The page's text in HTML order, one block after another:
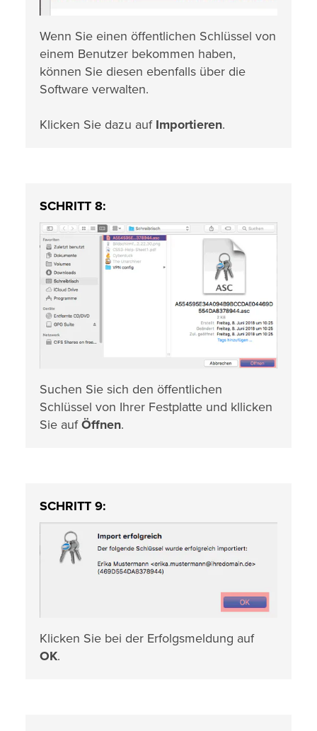
Wenn Sie einen öffentlichen Schlüssel von
einem Benutzer bekommen haben,
können Sie diesen ebenfalls über die
Software verwalten.
Klicken Sie dazu auf Importieren.
SCHRITT 8:
Suchen Sie sich den öffentlichen
Schlüssel von Ihrer Festplatte und kllicken
Sie aufÖffnen.
SCHRITT 9:
Klicken Sie bei der Erfolgsmeldung auf
OK.